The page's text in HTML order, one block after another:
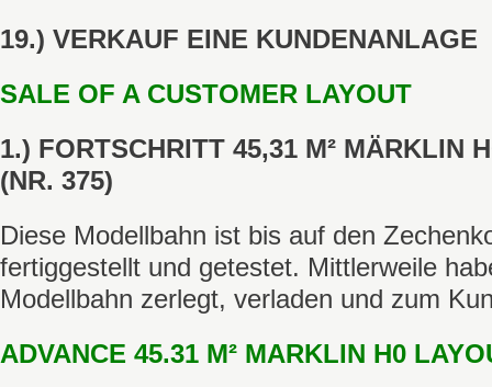
19.) VERKAUF EINE KUNDENANLAGE
SALE OF A CUSTOMER LAYOUT
1.) FORTSCHRITT 45,31 M² MÄRKLIN
(NR. 375)
Diese Modellbahn ist bis auf den
fertiggestellt und getestet. Mittlerweile
Modellbahn zerlegt, verladen und zum
ADVANCE 45.31 M² MARKLIN H0